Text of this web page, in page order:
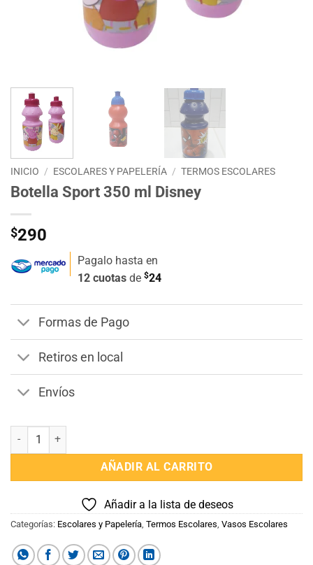
INICIO / ESCOLARES Y PAPELERÍA / TERMOS ESCOLARES
Botella Sport 350 ml Disney
$290
Pagalo hasta en
12 cuotas de $24
Formas de Pago
Retiros en local
Envíos
Botella Sport 350 ml Disney cantidad
AÑADIR AL CARRITO
Añadir a la lista de deseos
Categorías: Escolares y Papelería Termos Escolares Vasos Escolares